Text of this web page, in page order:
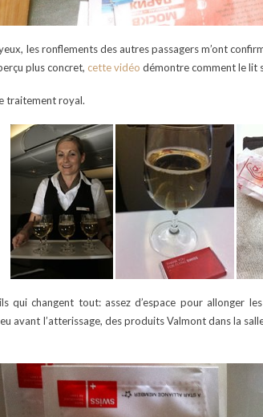
les ronflements des autres passagers m’ont
plus concret, cette vidéo démontre comment le lit
traitement royal.
qui changent tout: assez d’espace pour allonger
avant l’atterissage, des produits Valmont dans la